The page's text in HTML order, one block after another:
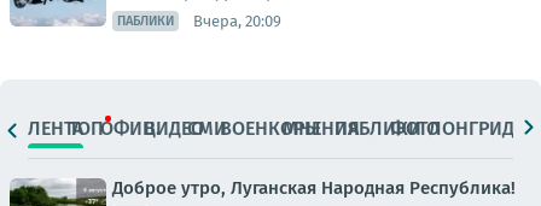
ПАБЛИКИ Вчера, 20:09
ЛЕНТАТОПОФИЦ.ВИДЕОСМИВОЕНКОРЫМНЕНИЯПАБЛИКИ
ФОТОЛОНГРИДЫ
Доброе утро, Луганская Народная Республика!